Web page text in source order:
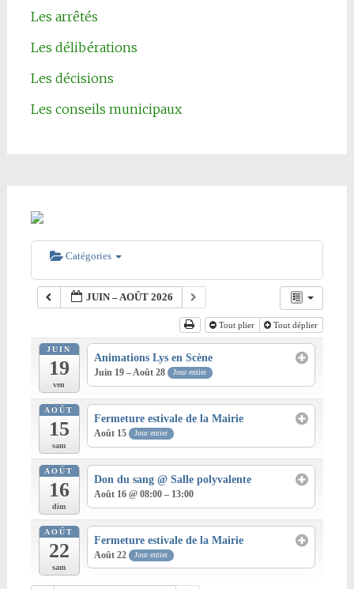
Les arrêtés
Les délibérations
Les décisions
Les conseils municipaux
Catégories
JUIN – AOÛT 2026
Tout plier Tout déplier
JUIN
19
ven
Animations Lys en Scène
Juin 19 – Août 28 Jour entier
AOÛT
15
sam
Fermeture estivale de la Mairie
Août 15 Jour entier
AOÛT
16
dim
Don du sang@ Salle polyvalente
Août 16 @ 08:00 – 13:00
AOÛT
22
sam
Fermeture estivale de la Mairie
Août 22 Jour entier